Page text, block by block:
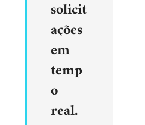
solicit
ações
em
temp
o
real.